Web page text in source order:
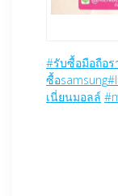
#รับซื้อมือถือร
ซื้อsamsung#
เนี่ยนมอลล์ #